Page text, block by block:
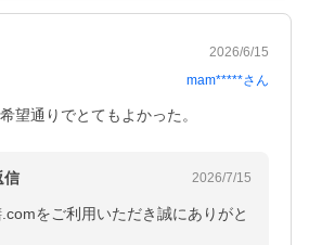
2026/6/15
mam*****さん
望通りでとてもよかった。
信 2026/7/15
をご利用いただき誠にありがと